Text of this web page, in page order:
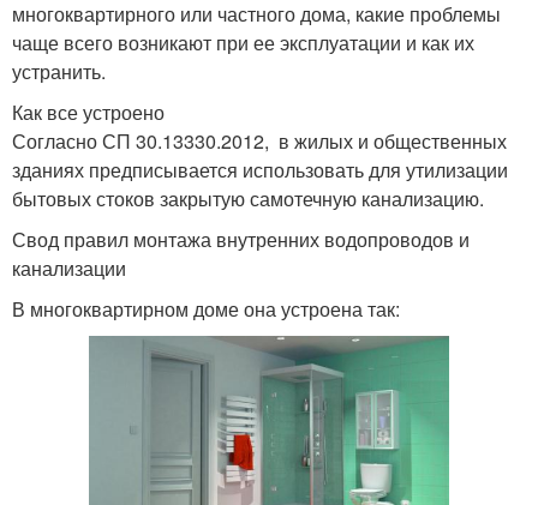
многоквартирного или частного дома, какие проблемы
чаще всего возникают при ее эксплуатации и как их
устранить.
Как все устроено
Согласно СП 30.13330.2012, в жилых и общественных
зданиях предписывается использовать для утилизации
бытовых стоков закрытую самотечную канализацию.
Свод правил монтажа внутренних водопроводов и
канализации
В многоквартирном доме она устроена так: